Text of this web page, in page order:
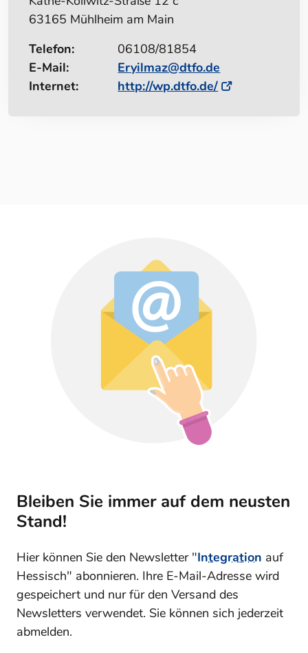
63165 Mühlheim am Main
Telefon:
06108/81854
E-Mail:
Eryilmaz@dtfo.de
Internet:
http://wp.dtfo.de/
Bleiben Sie immer auf dem neusten
Stand!
Hier können Sie den Newsletter "Integration auf
Hessisch" abonnieren. Ihre E-Mail-Adresse wird
gespeichert und nur für den Versand des
Newsletters verwendet. Sie können sich jederzeit
abmelden.